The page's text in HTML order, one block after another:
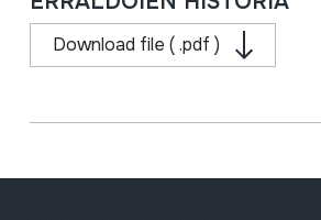
Download file ( .pdf )